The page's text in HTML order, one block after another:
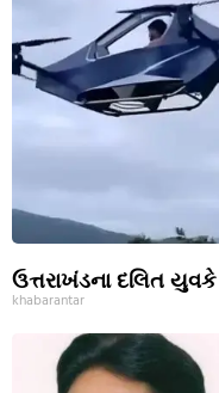
ઉત્તરાખંડના દલિત યુવકે
khabarantar